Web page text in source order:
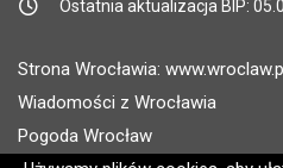
Ostatnia aktualizacja BIP:
Strona Wrocławia:
Wiadomości z Wrocławia
Pogoda Wrocław